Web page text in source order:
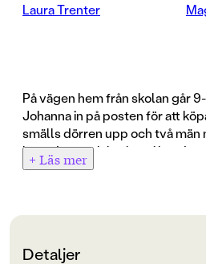
Laura Trenter
På vägen hem från skolan går
Johanna in på posten för att
smälls dörren upp och två män
huvudena och k-pistar i
viftar nervöst med k-pistarna
Johanna kände ju igen den ene
+ Läs mer
Detaljer